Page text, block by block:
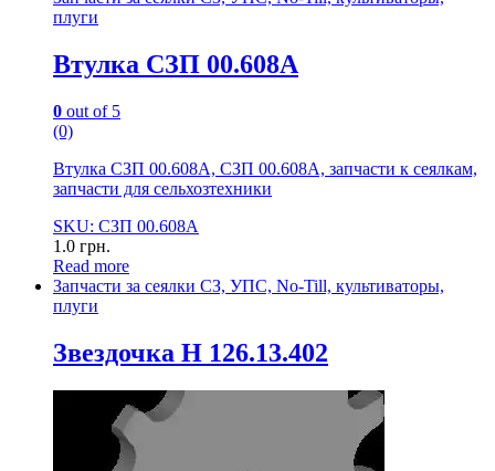
плуги
Втулка СЗП 00.608А
0 out of 5
(0)
Втулка СЗП 00.608А, СЗП 00.608А, запчасти к сеялкам,
запчасти для сельхозтехники
SKU: СЗП 00.608А
1.0 грн.
Read more
Запчасти за сеялки СЗ, УПС, No-Till, культиваторы,
плуги
Звездочка Н 126.13.402